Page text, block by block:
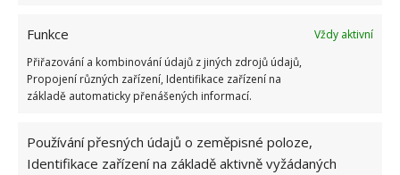
Funkce
Vždy aktivní
Přiřazování a kombinování údajů z jiných zdrojů údajů,
Propojení různých zařízení, Identifikace zařízení na
základě automaticky přenášených informací.
Používání přesných údajů o zeměpisné poloze,
Identifikace zařízení na základě aktivně vyžádaných
MRAŽENÍ POTRAVIN PEČIVO
KOMENTOVAT